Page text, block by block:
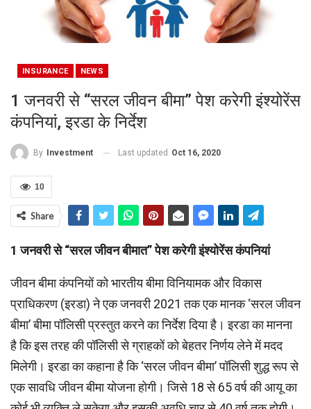
INSURANCE NEWS
1 जनवरी से “सरल जीवन बीमा” पेश करेगी इंश्‍योरेंस
कंपनियां, इरडा के निर्देश
By Investment Last updated Oct 16, 2020
10
Share
1 जनवरी से “सरल जीवन बीमात”पेश करेगी इंश्‍योरेंस कंपनियां
जीवन बीमा कंपनियों को भारतीय बीमा विनियामक और विकास
प्राधिकरण (इरडा) ने एक जनवरी 2021 तक एक मानक ‘सरल जीवन
बीमा’ बीमा पॉलिसी प्रस्‍तुत करने का निर्देश दिया है। इरडा का मानना
है कि इस तरह की पॉलिसी से ग्राहकों को बेहतर निर्णय लेने में मदद
मिलेगी। इरडा का कहाना है कि ‘सरल जीवन बीमा’ पॉलिसी शुद्ध रूप से
एक सावधि जीवन बीमा योजना होगी। जिसे 18 से 65 वर्ष की आयू का